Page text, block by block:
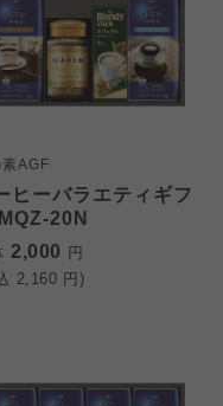
AGF
ヒーバラエティギフ
MQZ-20N
2,000 円
2,160 円)